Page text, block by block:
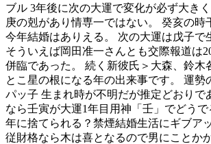
ブル 3年後に次の大運で変化が必ず大き
庚の剋があり情専一ではない。 癸亥の時
今年結婚はありえる。 次の大運は戊子で
そういえば岡田准一さんとも交際報道は
併臨であった。 続く新彼氏＞大森、鈴木
とこ星の根になる年の出来事です。 運勢
パッ子 生まれ時が不明だが推定どおりで
なら壬寅が大運1年目用神「壬」でどうで
年に捨てられる？禁煙結婚生活にギブア
従財格なら木は喜となるので男にことか